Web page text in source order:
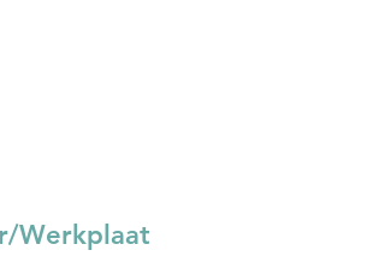
Werkplaat